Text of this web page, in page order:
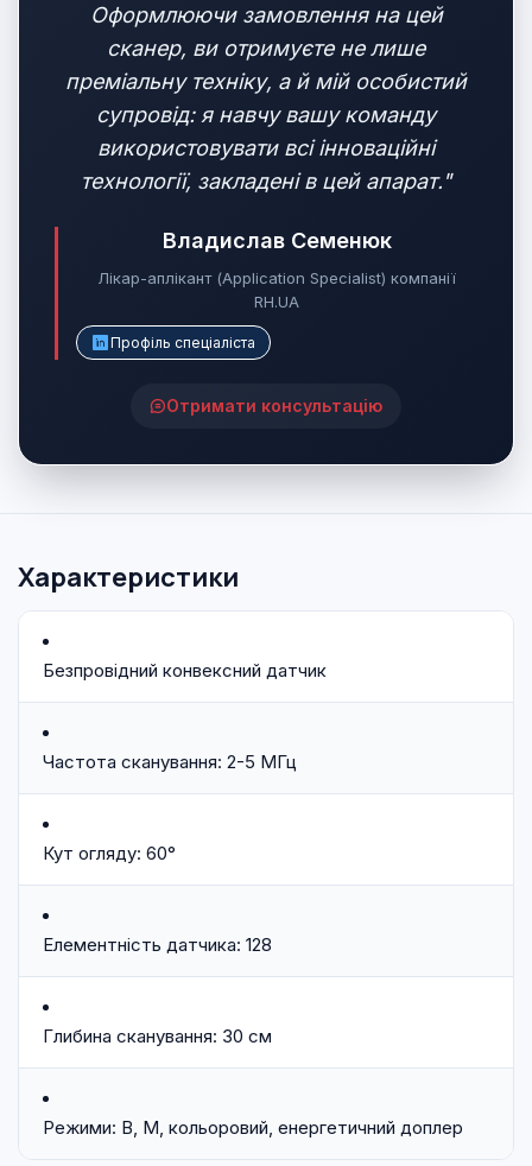
Оформлюючи замовлення на цей
сканер, ви отримуєте не лише
преміальну техніку, а й мій особистий
супровід: я навчу вашу команду
використовувати всі інноваційні
технології, закладені в цей апарат."
Владислав Семенюк
Лікар-аплікант (Application Specialist) компанії
RH.UA
Профіль спеціаліста
Отримати консультацію
Характеристики
Безпровідний конвексний датчик
Частота сканування: 2-5 МГц
Кут огляду: 60°
Елементність датчика: 128
Глибина сканування: 30 см
Режими: В, М, кольоровий, енергетичний доплер